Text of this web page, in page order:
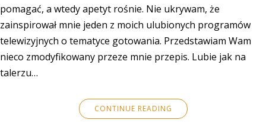
pomagać, a wtedy apetyt rośnie. Nie ukrywam, że
zainspirował mnie jeden z moich ulubionych programów
telewizyjnych o tematyce gotowania. Przedstawiam Wam
nieco zmodyfikowany przeze mnie przepis. Lubie jak na
talerzu…
CONTINUE READING